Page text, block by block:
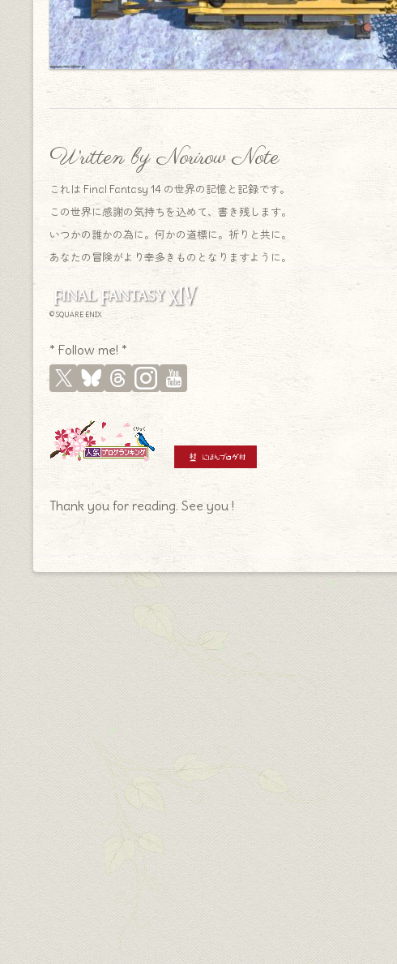
Written by Norirow Note
これは Final Fantasy 14 の世界の記憶と記録です。
この世界に感謝の気持ちを込めて、書き残します。
いつかの誰かの為に。何かの道標に。祈りと共に。
あなたの冒険がより幸多きものとなりますように。
© SQUARE ENIX
* Follow me! *
Thank you for reading. See you !